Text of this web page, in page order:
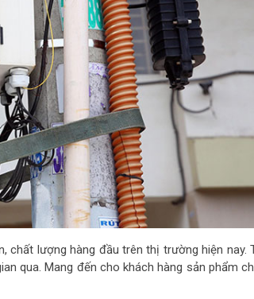
chất lượng hàng đầu trên thị trường hiện nay.
qua. Mang đến cho khách hàng sản phẩm